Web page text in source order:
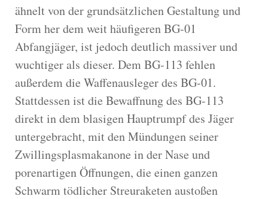
ähnelt von der grundsätzlichen Gestaltung und
Form her dem weit häufigeren BG-01
Abfangjäger, ist jedoch deutlich massiver und
wuchtiger als dieser. Dem BG-113 fehlen
außerdem die Waffenausleger des BG-01.
Stattdessen ist die Bewaffnung des BG-113
direkt in dem blasigen Hauptrumpf des Jäger
untergebracht, mit den Mündungen seiner
Zwillingsplasmakanone in der Nase und
porenartigen Öffnungen, die einen ganzen
Schwarm tödlicher Streuraketen austoßen